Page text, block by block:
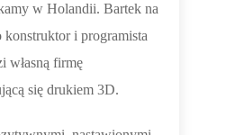
w Holandii. Bartek na
konstruktor i programista
własną firmę
się drukiem 3D.